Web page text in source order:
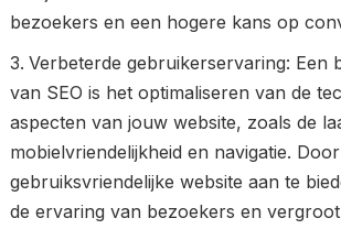
bezoekers en een hogere kans op
Verbeterde gebruikerservaring: Een
van SEO is het optimaliseren van de
aspecten van jouw website, zoals de
mobielvriendelijkheid en navigatie.
gebruiksvriendelijke website aan te
de ervaring van bezoekers en